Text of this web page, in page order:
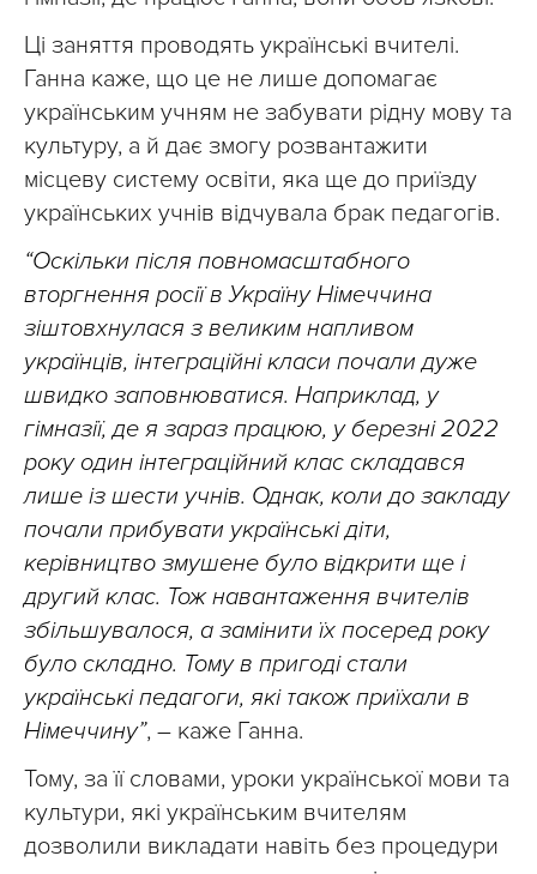
Ці заняття проводять українські вчителі.
Ганна каже, що це не лише допомагає
українським учням не забувати рідну мову та
культуру, а й дає змогу розвантажити
місцеву систему освіти, яка ще до приїзду
українських учнів відчувала брак педагогів.
“Оскільки після повномасштабного
вторгнення росії в Україну Німеччина
зіштовхнулася з великим напливом
українців, інтеграційні класи почали дуже
швидко заповнюватися. Наприклад, у
гімназії, де я зараз працюю, у березні 2022
року один інтеграційний клас складався
лише із шести учнів. Однак, коли до закладу
почали прибувати українські діти,
керівництво змушене було відкрити ще і
другий клас. Тож навантаження вчителів
збільшувалося, а замінити їх посеред року
було складно. Тому в пригоді стали
українські педагоги, які також приїхали в
Німеччину”, – каже Ганна.
Тому, за її словами, уроки української мови та
культури, які українським вчителям
дозволили викладати навіть без процедури